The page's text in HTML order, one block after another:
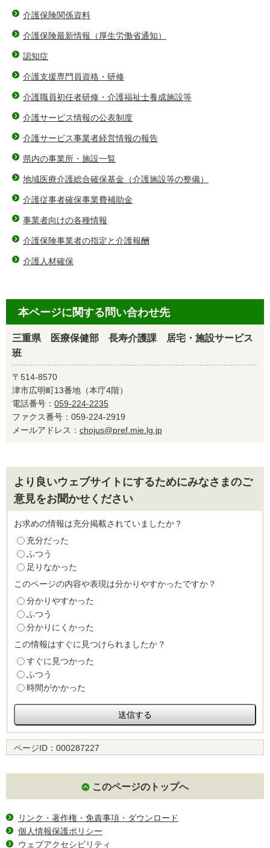
介護保険関係資料
介護保険最新情報（厚生労働省通知）
認知症
介護支援専門員資格・研修
介護職員初任者研修・介護福祉士養成施設等
介護サービス情報の公表制度
介護サービス事業者経営情報の報告
県内の事業所・施設一覧
地域医療介護総合確保基金（介護施設等の整備）
介護従事者確保事業費補助金
事業者向けの各種情報
介護保険事業者の指定と介護報酬
介護人材確保
本ページに関する問い合わせ先
三重県 医療保健部 長寿介護課 居宅・施設サービス
班
〒514-8570
津市広明町13番地（本庁4階）
電話番号： 059-224-2235
ファクス番号：059-224-2919
メールアドレス： chojus@pref.mie.lg.jp
より良いウェブサイトにするためにみなさまのご
意見をお聞かせください
お求めの情報は充分掲載されていましたか？
充分だった
ふつう
足りなかった
このページの内容や表現は分かりやすかったですか？
分かりやすかった
ふつう
分かりにくかった
この情報はすぐに見つけられましたか？
すぐに見つかった
ふつう
時間がかかった
ページID： 000287227
このページのトップへ
リンク・著作権・免責事項・ダウンロード
個人情報保護ポリシー
ウェブアクセシビリティ